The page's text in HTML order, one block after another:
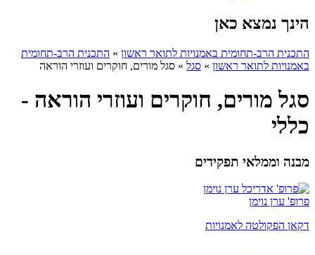
הינך נמצא כאן
התכנית הרב-תחומית באמנויות לתואר ראשון » התכנית הרב-תחומית
באמנויות לתואר ראשון » סגל » סגל מורים, חוקרים ועוזרי הוראה
סגל מורים, חוקרים ועוזרי הוראה -
כללי
מבנה וממלאי תפקידים
פרופ' ערן נוימן
דקאן הפקולטה לאמנויות